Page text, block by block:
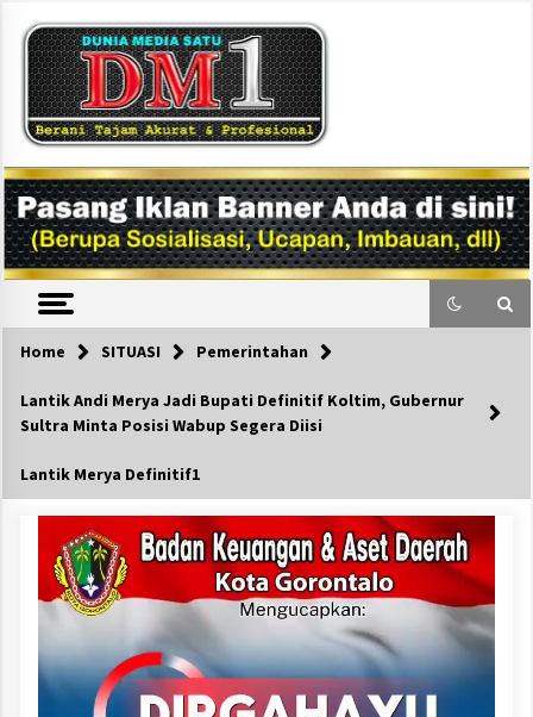
content
DM1
Home SITUASI Pemerintahan
Lantik Andi Merya Jadi Bupati Definitif Koltim, Gubernur
Sultra Minta Posisi Wabup Segera Diisi
Lantik Merya Definitif1